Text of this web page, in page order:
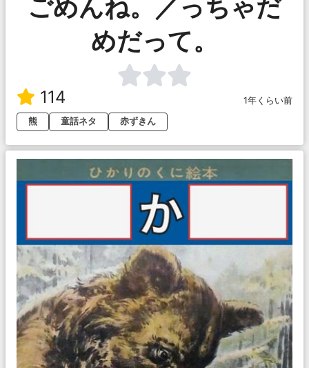
ごめんね。／っちゃだ
めだって。
114
1年くらい前
熊
童話ネタ 赤ずきん